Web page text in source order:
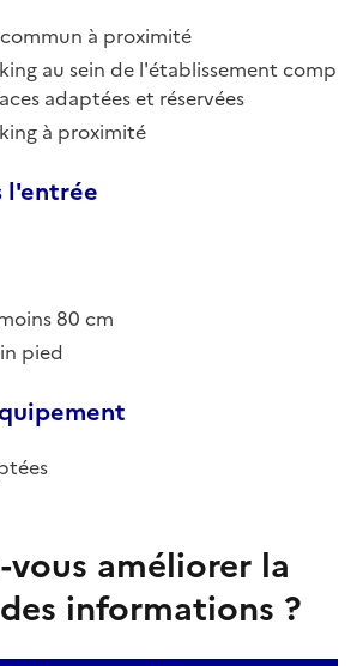
à proximité
au sein de l'établissement comp
adaptées et réservées
à proximité
l'entrée
80 cm
pied
améliorer la
informations ?